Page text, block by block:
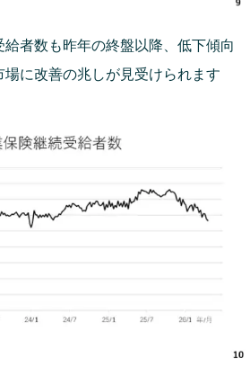
給者数も昨年の終盤以降、低下傾向
場に改善の兆しが見受けられます